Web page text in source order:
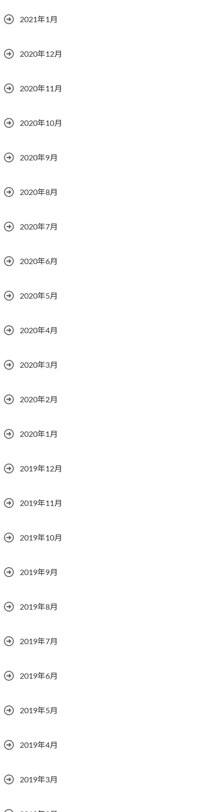
2021年1月
2020年12月
2020年11月
2020年10月
2020年9月
2020年8月
2020年7月
2020年6月
2020年5月
2020年4月
2020年3月
2020年2月
2020年1月
2019年12月
2019年11月
2019年10月
2019年9月
2019年8月
2019年7月
2019年6月
2019年5月
2019年4月
2019年3月